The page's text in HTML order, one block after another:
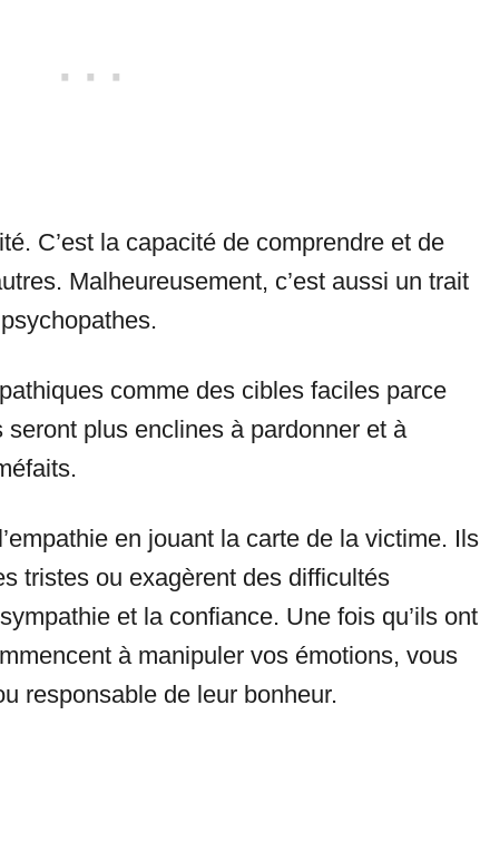
C’est la capacité de comprendre et de
Malheureusement, c’est aussi un trait
comme des cibles faciles parce
seront plus enclines à pardonner et à
en jouant la carte de la victime. Ils
tristes ou exagèrent des difficultés
et la confiance. Une fois qu’ils ont
à manipuler vos émotions, vous
responsable de leur bonheur.